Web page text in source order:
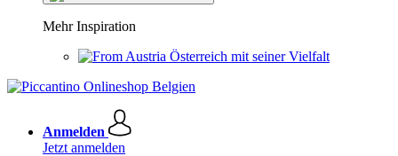
Mehr Inspiration
Österreich mit seiner Vielfalt
Anmelden
Jetzt anmelden